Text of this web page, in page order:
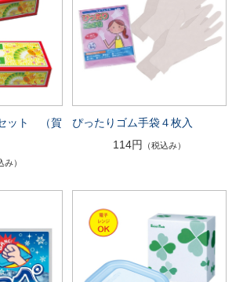
ット （賀
み）
ぴったりゴム手袋４枚入
114円
（税込み）